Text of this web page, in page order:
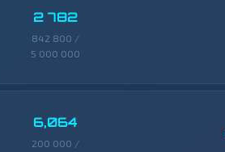
2 782
842 800 /
5 000 000
6,064
200 000 /